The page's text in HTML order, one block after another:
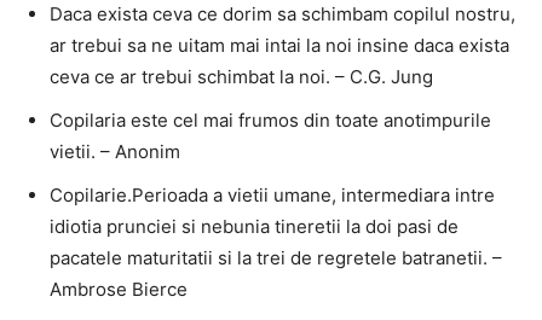
Daca exista ceva ce dorim sa schimbam copilul nostru,
ar trebui sa ne uitam mai intai la noi insine daca exista
ceva ce ar trebui schimbat la noi. – C.G. Jung
Copilaria este cel mai frumos din toate anotimpurile
vietii. – Anonim
Copilarie.Perioada a vietii umane, intermediara intre
idiotia prunciei si nebunia tineretii la doi pasi de
pacatele maturitatii si la trei de regretele batranetii. –
Ambrose Bierce